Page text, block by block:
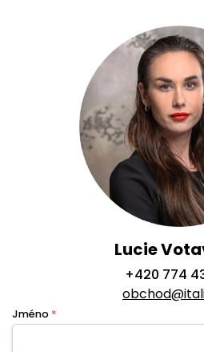
Lucie
+420 774
Jméno *